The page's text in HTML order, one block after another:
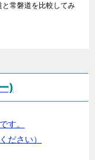
常磐道を比較してみ
)
す。
ださい）